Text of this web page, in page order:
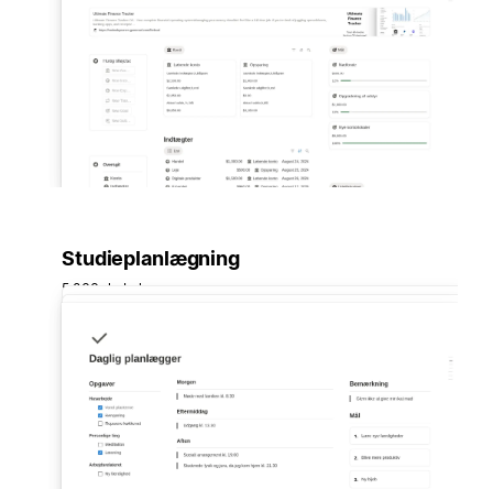
Studieplanlægning
5.066 skabeloner